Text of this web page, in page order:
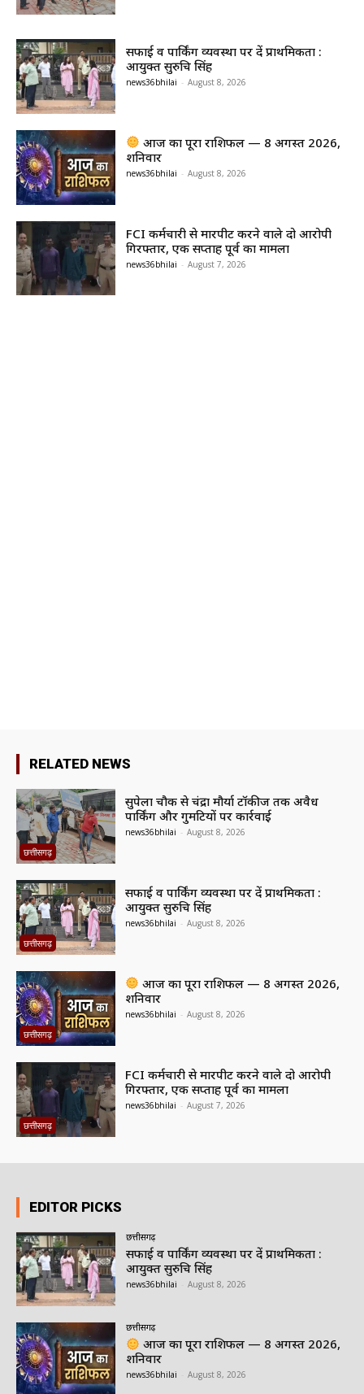
सफाई व पार्किंग व्यवस्था पर दें प्राथमिकता :
आयुक्त सुरुचि सिंह
news36bhilai - August 8, 2026
आज का पूरा राशिफल — 8 अगस्त 2026,
शनिवार
news36bhilai - August 8, 2026
FCI कर्मचारी से मारपीट करने वाले दो आरोपी
गिरफ्तार, एक सप्ताह पूर्व का मामला
news36bhilai - August 7, 2026
RELATED NEWS
छत्तीसगढ़
सुपेला चौक से चंद्रा मौर्या टॉकीज तक अवैध
पार्किंग और गुमटियों पर कार्रवाई
news36bhilai - August 8, 2026
छत्तीसगढ़
सफाई व पार्किंग व्यवस्था पर दें प्राथमिकता :
आयुक्त सुरुचि सिंह
news36bhilai - August 8, 2026
छत्तीसगढ़
आज का पूरा राशिफल — 8 अगस्त 2026,
शनिवार
news36bhilai - August 8, 2026
छत्तीसगढ़
FCI कर्मचारी से मारपीट करने वाले दो आरोपी
गिरफ्तार, एक सप्ताह पूर्व का मामला
news36bhilai - August 7, 2026
EDITOR PICKS
छत्तीसगढ़
सफाई व पार्किंग व्यवस्था पर दें प्राथमिकता :
आयुक्त सुरुचि सिंह
news36bhilai August 8, 2026
छत्तीसगढ़
आज का पूरा राशिफल — 8 अगस्त 2026,
शनिवार
news36bhilai August 8, 2026